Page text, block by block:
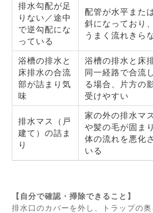
排水勾配が足
りない／途中
で逆勾配にな
っている
配管が水平また
斜になっており
うまく流れきら
浴槽の排水と
床排水の合流
部が詰まり気
味
浴槽の排水と床
同一経路で合流
る場合、片方の
受けやすい
排水マス（戸
建て）の詰ま
り
家の外の排水マ
や髪の毛が固ま
体の流れを悪化
いる
【自分で確認・掃除できること】
排水口のカバーを外し、トラップの